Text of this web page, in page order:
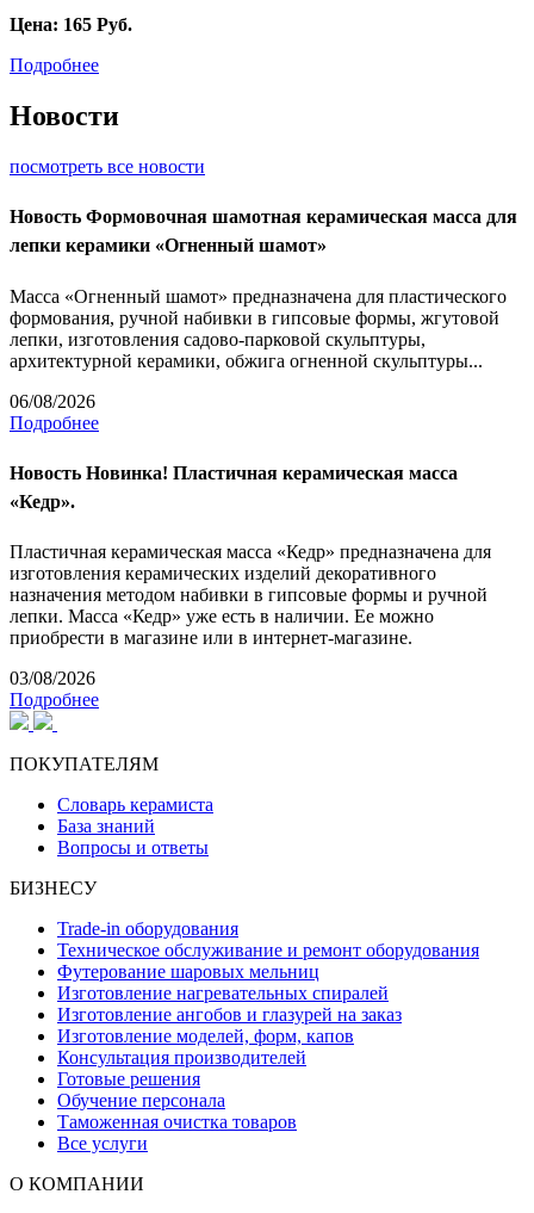
Цена: 165 Руб.
Подробнее
Новости
посмотреть все новости
Новость Формовочная шамотная керамическая масса для
лепки керамики «Огненный шамот»
Масса «Огненный шамот» предназначена для пластического
формования, ручной набивки в гипсовые формы, жгутовой
лепки, изготовления садово-парковой скульптуры,
архитектурной керамики, обжига огненной скульптуры...
06/08/2026
Подробнее
Новость Новинка! Пластичная керамическая масса
«Кедр».
Пластичная керамическая масса «Кедр» предназначена для
изготовления керамических изделий декоративного
назначения методом набивки в гипсовые формы и ручной
лепки. Масса «Кедр» уже есть в наличии. Ее можно
приобрести в магазине или в интернет-магазине.
03/08/2026
Подробнее
ПОКУПАТЕЛЯМ
Словарь керамиста
База знаний
Вопросы и ответы
БИЗНЕСУ
Trade-in оборудования
Техническое обслуживание и ремонт оборудования
Футерование шаровых мельниц
Изготовление нагревательных спиралей
Изготовление ангобов и глазурей на заказ
Изготовление моделей, форм, капов
Консультация производителей
Готовые решения
Обучение персонала
Таможенная очистка товаров
Все услуги
О КОМПАНИИ